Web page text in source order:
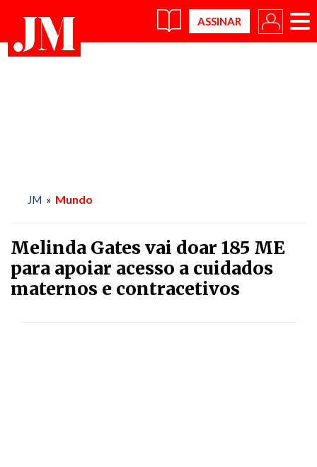
×
JM » Mundo
Melinda Gates vai doar 185 ME
para apoiar acesso a cuidados
maternos e contracetivos